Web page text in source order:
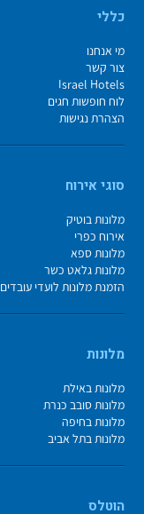
כללי
מי אנחנו
צור קשר
Israel Hotels
לוח חופשות חגים
הצהרת נגישות
סוגי אירוח
מלונות בוטיק
אירוח כפרי
מלונות ספא
מלונות גלאט כשר
הזמנת מלונות לועדי עובדים
מלונות
מלונות באילת
מלונות סובב כנרת
מלונות בחיפה
מלונות בתל אביב
הוטלס